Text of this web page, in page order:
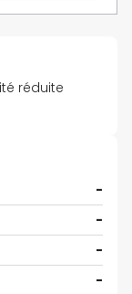
réduite
-
-
-
-